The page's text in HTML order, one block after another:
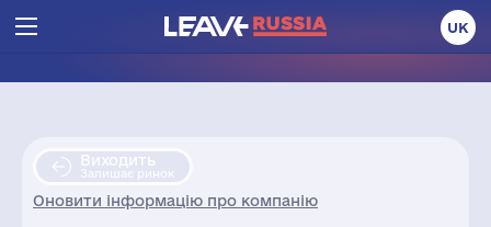
UK
Виходить
Залишає ринок
Оновити інформацію про компанію